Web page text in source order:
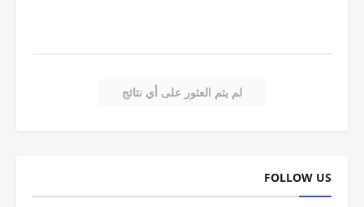
لم يتم العثور على أي نتائج
FOLLOW US